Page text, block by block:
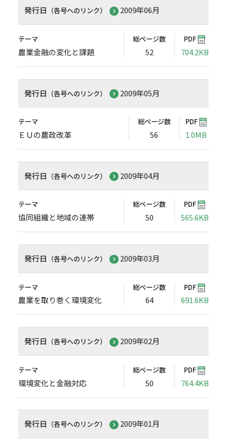
発行日 （各号へのリンク） 2009年06月
テーマ
農業金融の変化と課題
総ページ数
52
PDF
704.2KB
発行日 （各号へのリンク） 2009年05月
テーマ
ＥＵの農政改革
総ページ数
56
PDF
1.0MB
発行日 （各号へのリンク） 2009年04月
テーマ
協同組織と地域の連帯
総ページ数
50
PDF
565.6KB
発行日 （各号へのリンク） 2009年03月
テーマ
農業を取り巻く環境変化
総ページ数
64
PDF
691.6KB
発行日 （各号へのリンク） 2009年02月
テーマ
環境変化と金融対応
総ページ数
50
PDF
764.4KB
発行日 （各号へのリンク） 2009年01月